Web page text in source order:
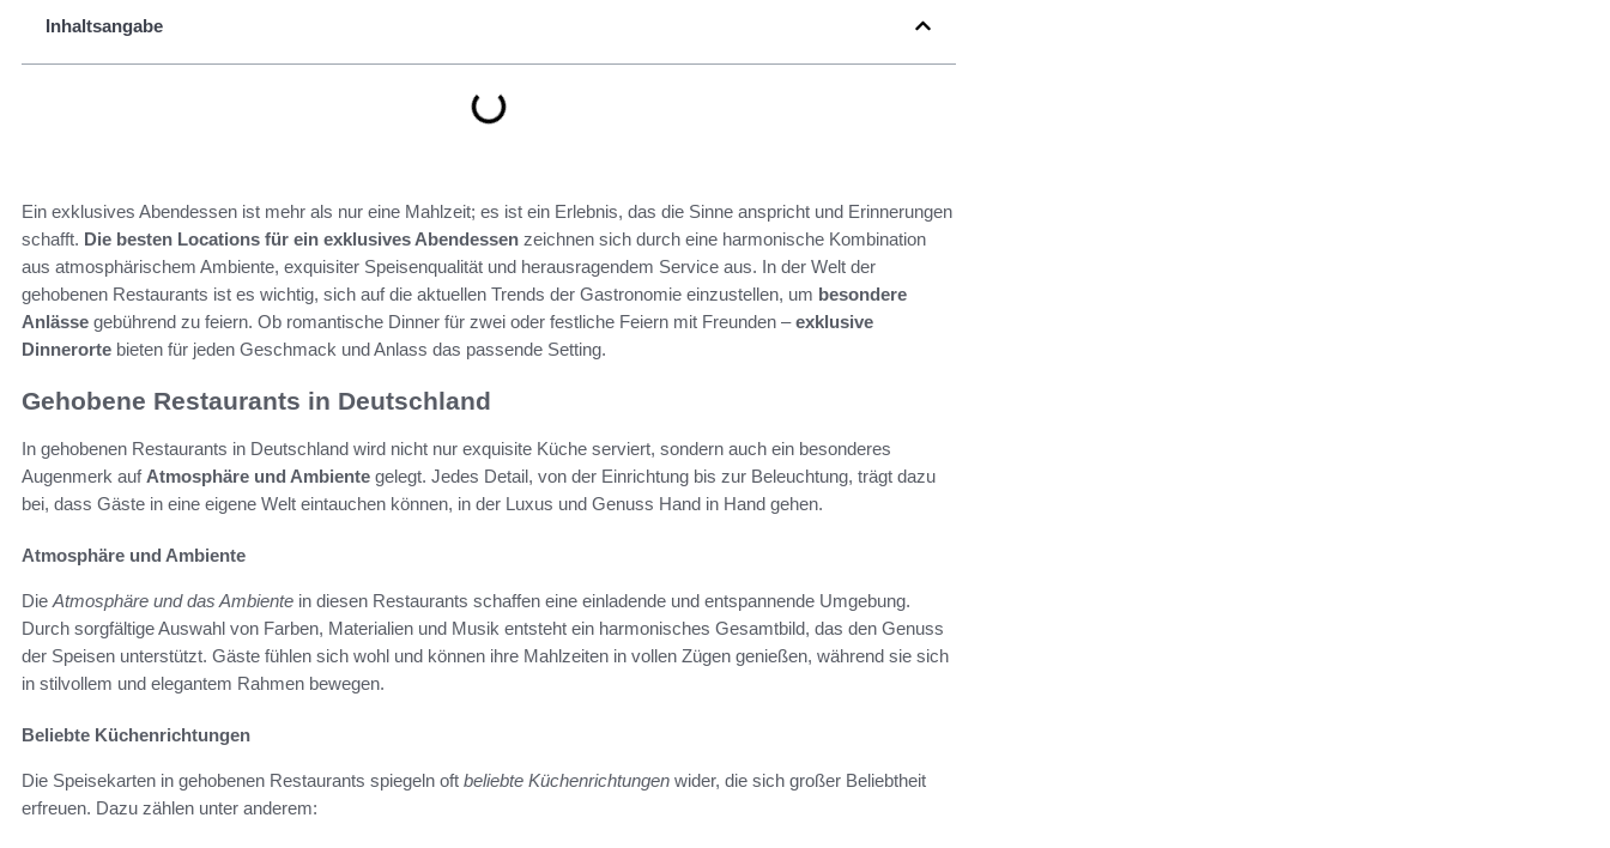
Inhaltsangabe
Ein exklusives Abendessen ist mehr als nur eine Mahlzeit; es ist ein Erlebnis, das die Sinne anspricht und Erinnerungen
schafft. Die besten Locations für ein exklusives Abendessen zeichnen sich durch eine harmonische Kombination
aus atmosphärischem Ambiente, exquisiter Speisenqualität und herausragendem Service aus. In der Welt der
gehobenen Restaurants ist es wichtig, sich auf die aktuellen Trends der Gastronomie einzustellen, um besondere
Anlässe gebührend zu feiern. Ob romantische Dinner für zwei oder festliche Feiern mit Freunden –exklusive
Dinnerorte bieten für jeden Geschmack und Anlass das passende Setting.
Gehobene Restaurants in Deutschland
In gehobenen Restaurants in Deutschland wird nicht nur exquisite Küche serviert, sondern auch ein besonderes
Augenmerk aufAtmosphäre und Ambiente gelegt. Jedes Detail, von der Einrichtung bis zur Beleuchtung, trägt dazu
bei, dass Gäste in eine eigene Welt eintauchen können, in der Luxus und Genuss Hand in Hand gehen.
Atmosphäre und Ambiente
DieAtmosphäre und das Ambiente in diesen Restaurants schaffen eine einladende und entspannende Umgebung.
Durch sorgfältige Auswahl von Farben, Materialien und Musik entsteht ein harmonisches Gesamtbild, das den Genuss
der Speisen unterstützt. Gäste fühlen sich wohl und können ihre Mahlzeiten in vollen Zügen genießen, während sie sich
in stilvollem und elegantem Rahmen bewegen.
Beliebte Küchenrichtungen
Die Speisekarten in gehobenen Restaurants spiegeln oft beliebte Küchenrichtungen wider, die sich großer Beliebtheit
erfreuen. Dazu zählen unter anderem: